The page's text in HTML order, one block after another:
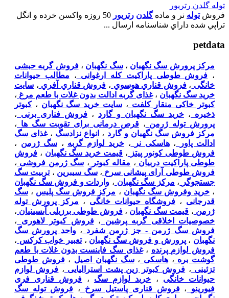
توله گلدن رتريور
فروشتوله نر و مادهگلدن رتريور
50 روزه واکسن خرده و انگل
تراپي شده داراي شناسنامه ارسال ...
petdata
مرکز پرورش سگ نگهبان ،سگ نگهبان ،فروش گربه حبشی
، فروش طوطی پاراکیت کله ارغوانی ، مطالب حیوانات
خانگی ،فروش قناري هوسوي ، فروش قناري آفري ، سایت
خرید سگ نگهبان ،غذای گربه ادالت بدون غلات با طعم مرغ ،
کبوتر خاکی منقار کلفت ، سایت خرید سگ نگهبان ،کبوتر
ذخیره ، خرید سگ نگهبان و گارد ، فروش فناری برنی ،
پرورش توله ژرمن ،قرص درمانی برای تقویت سگ ها ،
مرکز فروش سگ نگهبان و گارد ، انواع نزادسگ ،غذای سگ
ادالت پاور
،هاسکی نر ، خرید لوازم گربه ، سگ ژرمن ،
فروش طوطی کونور پیتز ، قیمت خرید سگ نگهبان ، فروش
طوطی پاراکیت دربیان ، مقاله کبوتر ، سگ ژرمن فروشی ،
فروش طوطی آرای پیشانی سرخ ،سگ سیبرین ،تربیت سگ
جستجوگر
، مرکز سگ نگهبان ، واردات و فروش سگ نگهبان
،خرید وفروش سگ نگهبان ، مرکز فروش سگ پلیس ، سگ
قدرجانی ، فروشگاه حیوانات خانگی ، مرکز پرورش توله
ژرمن ، قیمت سگ نگهبان ،فروش طوطی برزیلی آبسینیان ،
خصوصیات اخلاقی گربه پرشین
،فروش کبوتر لاهوری
،
فروش سگ ژرمن - جز ژرمن شفرد ،واحد پرورش سگ
نگهبان ،پرورش و فروش سگ نگهبان ،تعبیر خواب کرکس ،
فروش لوازم پرنده ،غذای سگ فاینست بدون غلات با طعم
گوشت بره ،هاسکی ،سگ نگهبان اصیل ،فروش طوطی
تزئینی ، فروش کبوتر زین پشت استرالیایی ، فروش لوازم
حیوانات خانگی ، خرید لوازم سگ ، فروش قناری فری
فیورینو
،فروش قناری پاستیل سرخ ، فروش توله سگ